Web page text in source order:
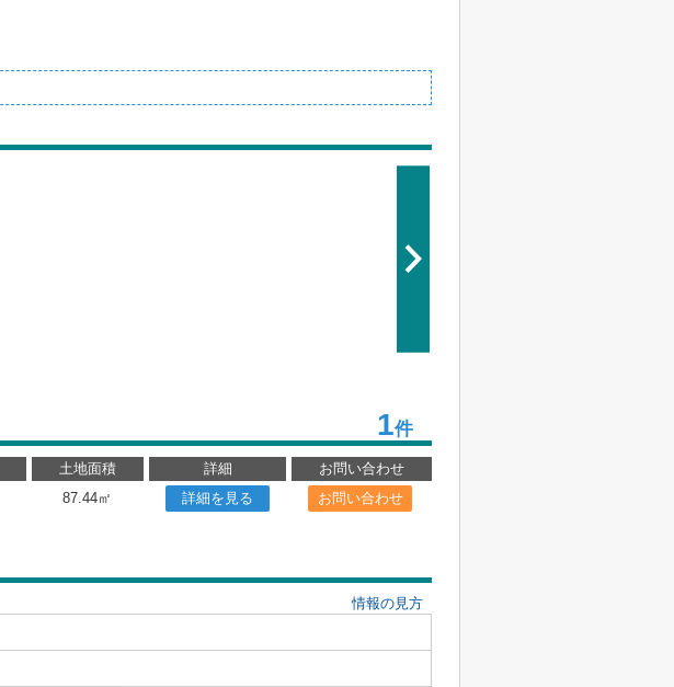
1件
土地面積 詳細 お問い合わせ
87.44㎡ 詳細を見る お問い合わせ
情報の見方